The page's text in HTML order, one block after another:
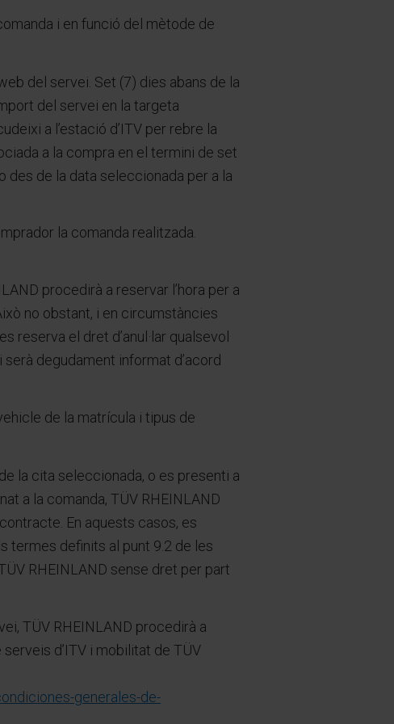
i en funció del mètode de
del servei. Set (7) dies abans de la
del servei en la targeta
a l’estació d’ITV per rebre la
a la compra en el termini de set
des de la data seleccionada per a la
la comanda realitzada.
procedirà a reservar l’hora per a
no obstant, i en circumstàncies
reserva el dret d’anul·lar qualsevol
degudament informat d’acord
de la matrícula i tipus de
la cita seleccionada, o es presenti a
a la comanda, TÜV RHEINLAND
En aquests casos, es
termes definits al punt 9.2 de les
RHEINLAND sense dret per part
TÜV RHEINLAND procedirà a
d’ITV i mobilitat de TÜV
generales-de-